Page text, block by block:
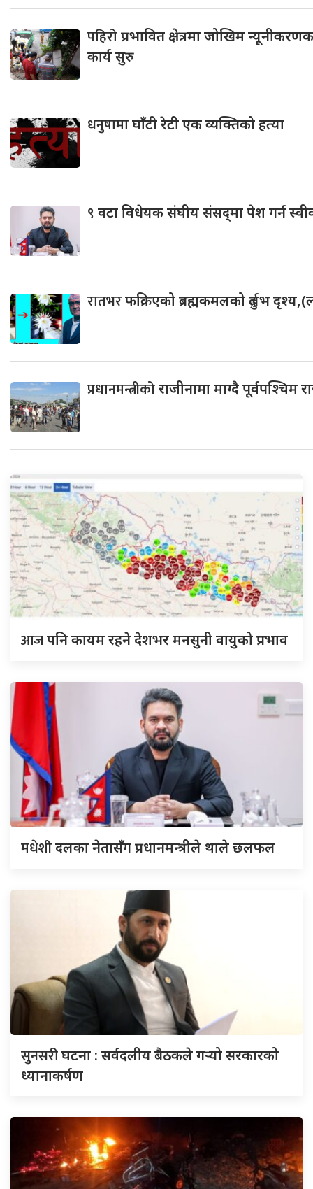
पहिरोप्रभावित क्षेत्रमा जोखिम
कार्य सुरु
धनुषामाघाँटी रेटी एक व्यक्तिको हत्या
९ वटा विधेयक संघीय संसद्‌मा पेश गर्न
रातभरफक्रिएको ब्रह्मकमलको दुर्लभ
प्रधानमन्त्रीकोराजीनामा माग्दै पूर्वपश्चिम
आजपनि कायम रहने देशभर मनसुनी वायुको प्रभाव
मधेशीदलका नेतासँग प्रधानमन्त्रीले थाले छलफल
सुनसरीघटना : सर्वदलीय बैठकले गर्‍यो सरकारको
ध्यानाकर्षण